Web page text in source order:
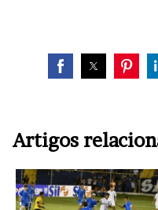
Artigos